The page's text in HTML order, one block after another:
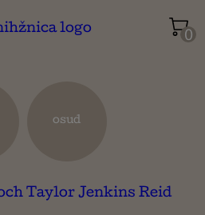
0
osud